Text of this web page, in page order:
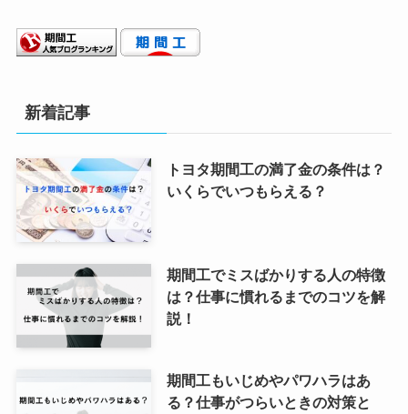
新着記事
トヨタ期間工の満了金の条件は？
いくらでいつもらえる？
期間工でミスばかりする人の特徴
は？仕事に慣れるまでのコツを解
説！
期間工もいじめやパワハラはあ
る？仕事がつらいときの対策と